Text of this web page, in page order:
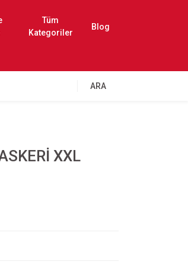
Tüm
Kategoriler
Blog
ARA
XXL